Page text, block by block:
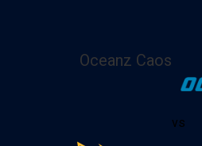
Oceanz Caos
vs